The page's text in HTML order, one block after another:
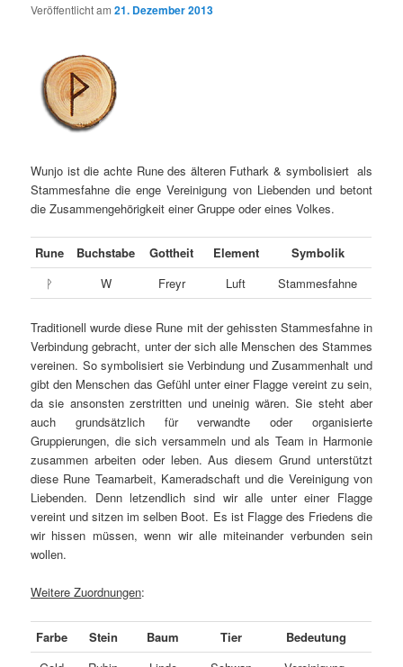
Veröffentlicht am21. Dezember 2013
Wunjo ist die achte Rune des älteren Futhark & symbolisiert als
Stammesfahne die enge Vereinigung von Liebenden und betont
die Zusammengehörigkeit einer Gruppe oder eines Volkes.
Rune Buchstabe Gottheit Element
Symbolik
ᚹ
W Freyr Luft Stammesfahne
Traditionell wurde diese Rune mit der gehissten Stammesfahne in
Verbindung gebracht, unter der sich alle Menschen des Stammes
vereinen. So symbolisiert sie Verbindung und Zusammenhalt und
gibt den Menschen das Gefühl unter einer Flagge vereint zu sein,
da sie ansonsten zerstritten und uneinig wären. Sie steht aber
auch grundsätzlich für verwandte oder organisierte
Gruppierungen, die sich versammeln und als Team in Harmonie
zusammen arbeiten oder leben. Aus diesem Grund unterstützt
diese Rune Teamarbeit, Kameradschaft und die Vereinigung von
Liebenden. Denn letzendlich sind wir alle unter einer Flagge
vereint und sitzen im selben Boot. Es ist Flagge des Friedens die
wir hissen müssen, wenn wir alle miteinander verbunden sein
wollen.
Weitere Zuordnungen:
Farbe Stein Baum Tier
Bedeutung